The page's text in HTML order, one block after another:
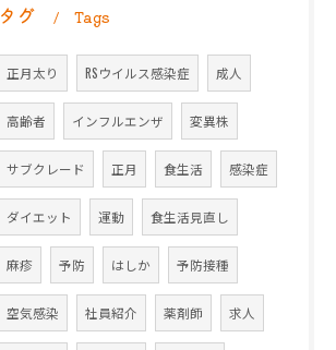
タグ Tags
正月太り RSウイルス感染症 成人
高齢者 インフルエンザ 変異株
サブクレード 正月 食生活 感染症
ダイエット 運動 食生活見直し
麻疹 予防 はしか 予防接種
空気感染 社員紹介 薬剤師 求人